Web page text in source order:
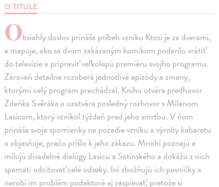
O TITULE
Obsiahly doslov prináša príbeh vzniku Ktosi je za dverami,
a mapuje, ako sa dvom zakázaným komikom podarilo vrátiť
do televízie a pripraviť veľkolepú premiéru svojho programu.
Zároveň detailne rozoberá jednotlivé epizódy a zmeny,
ktorými celý program prechádzal. Knihu otvára predhovor
Zdeňka Svěráka a uzatvára posledný rozhovor s Milanom
Lasicom, ktorý vznikol týždeň pred jeho smrťou. V ňom
prináša svoje spomienky na pozadie vzniku a výroby kabaretu
a objasňuje, prečo prišlo k jeho zákazu. Mnohí poznajú a
milujú divadelné dialógy Lasicu a Satinského a dokážu z nich
spamäti odcitovať celé odseky. Iní zbožňujú ich pesničky a
nerobí im problém podaktoré aj zaspievať, pretože si